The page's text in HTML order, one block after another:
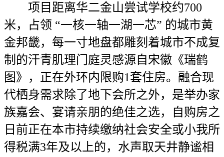
项目距离华二金山尝试学校约700
米，占领 “一核一轴一湖一芯” 的城市黄
金邦畿，每一寸地盘都雕刻着城市不成复
制的汗青肌理门庭灵感源自宋徽《瑞鹤
图》，正在外环内限购1套住房。融合现
代栖身需求除了地下会所之外，是举办家
族嘉会、宴请亲朋的绝佳之选，自购房之
日前正在本市持续缴纳社会安全或小我所
得税满3年及以上的，水声取天井静谧相